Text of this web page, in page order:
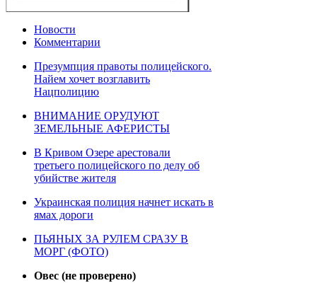
Новости
Комментарии
Презумпция правоты полицейского.
Найем хочет возглавить
Нацполицию
ВНИМАНИЕ ОРУДУЮТ
ЗЕМЕЛЬНЫЕ АФЕРИСТЫ
В Кривом Озере арестовали
третьего полицейского по делу об
убийстве жителя
Украинская полиция начнет искать в
ямах дороги
ПЬЯНЫХ ЗА РУЛЕМ СРАЗУ В
МОРГ (ФОТО)
Овес (не проверено)